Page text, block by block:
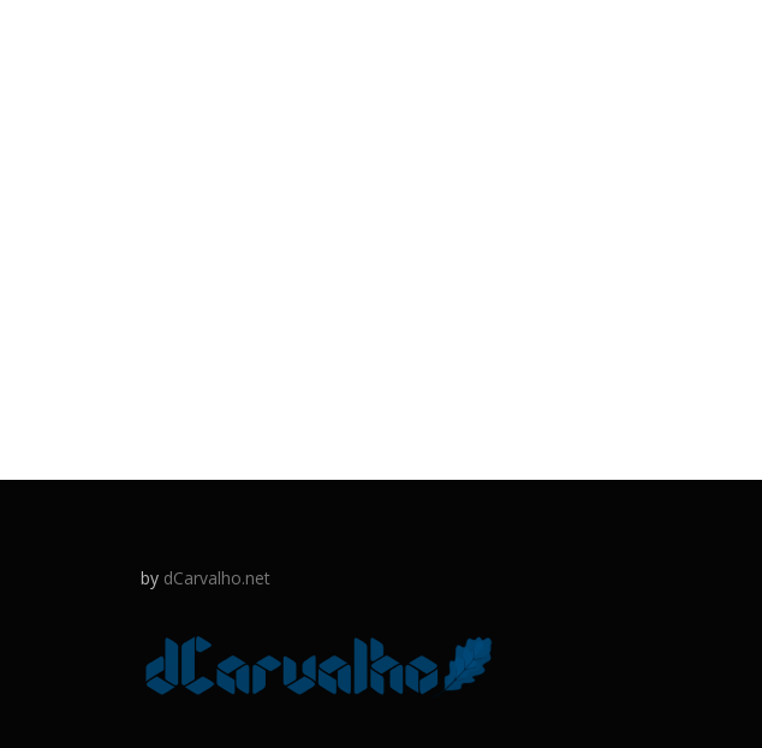
by dCarvalho.net